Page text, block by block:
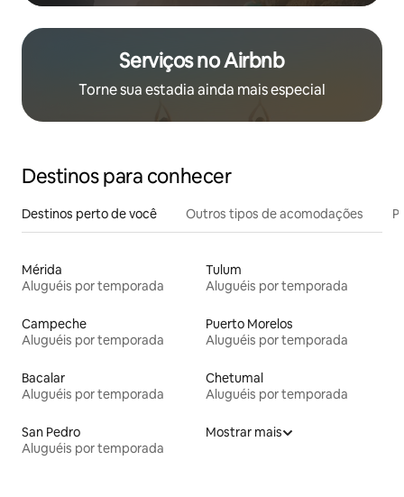
Serviços no Airbnb
Torne sua estadia ainda mais especial
Destinos para conhecer
Destinos perto de você Outros tipos de acomodações
Mérida
Aluguéis por temporada
Tulum
Aluguéis por temporada
Campeche
Aluguéis por temporada
Puerto Morelos
Aluguéis por temporada
Bacalar
Aluguéis por temporada
Chetumal
Aluguéis por temporada
San Pedro
Aluguéis por temporada
Mostrar mais